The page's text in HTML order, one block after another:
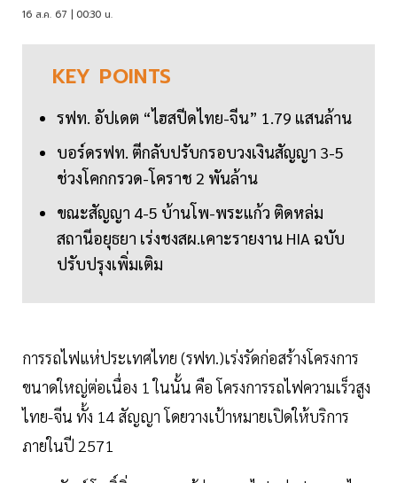
16 ส.ค. 67 | 00:30 น.
KEY POINTS
รฟท. อัปเดต “ไฮสปีดไทย-จีน” 1.79 แสนล้าน
บอร์ดรฟท. ตีกลับปรับกรอบวงเงินสัญญา 3-5
ช่วงโคกกรวด-โคราช 2 พันล้าน
ขณะสัญญา 4-5 บ้านโพ-พระแก้ว ติดหล่ม
สถานีอยุธยา เร่งชงสผ.เคาะรายงาน HIA ฉบับ
ปรับปรุงเพิ่มเติม
การรถไฟแห่ประเทศไทย (รฟท.)เร่งรัดก่อสร้างโครงการ
ขนาดใหญ่ต่อเนื่อง 1 ในนั้น คือ โครงการรถไฟความเร็วสูง
ไทย-จีน ทั้ง 14 สัญญา โดยวางเป้าหมายเปิดให้บริการ
ภายในปี 2571